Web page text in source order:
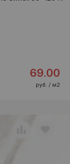
69.00
руб. / м2